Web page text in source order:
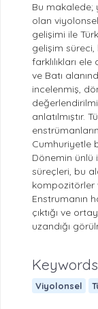
Bu makalede;
olan
gelişimi ile
gelişim süreci,
farklılıkları ele
ve Batı
incelenmiş,
anlatılmıştır.
Cumhuriyetle
Dönemin ünlü
süreçleri, bu
kompozitörler
Enstrumanın
çıktığı ve
uzandığı
Keywords
Viyolonsel